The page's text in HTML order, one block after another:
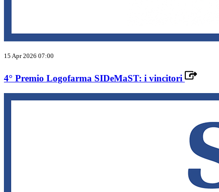
15 Apr 2026 07:00
4° Premio Logofarma SIDeMaST: i vincitori